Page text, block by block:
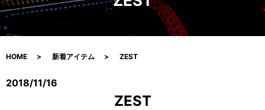
HOME 新着アイテム ZEST
2018/11/16
ZEST